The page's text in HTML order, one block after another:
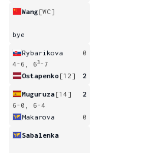
Wang [WC]
bye
Rybarikova
0
4-6, 63 -7
Ostapenko [12] 2
Muguruza[14]
2
6-0, 6-4
Makarova
0
Sabalenka